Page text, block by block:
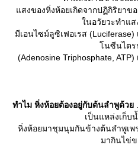
สงของหิ่งห้อยเกิดจากปฏิกิริยาข
นอวัยวะทำแส
มีเอนไซม์ลูซิเฟอเรส
นซีนไตร
(Adenosine Triphosphate,
ทำไม หิ่งห้อยต้องอยู่กับต้นลำพูด้ว
เป็นแหล่งเก็บ
หิ่งห้อยมาชุมนุมกันข้างต้นลำพูเพ
มากินไข่